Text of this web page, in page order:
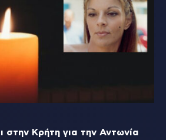
στην Κρήτη για την Αντωνία